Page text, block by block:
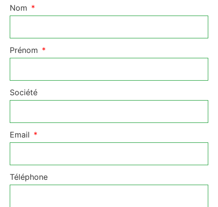
Nom
Prénom
Société
Email
Téléphone